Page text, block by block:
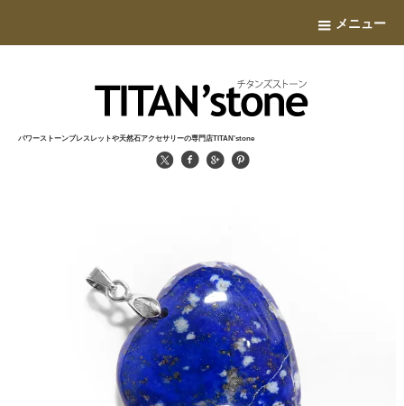
メニュー
パワーストーンブレスレットや天然石アクセサリーの専門店TITAN'stone